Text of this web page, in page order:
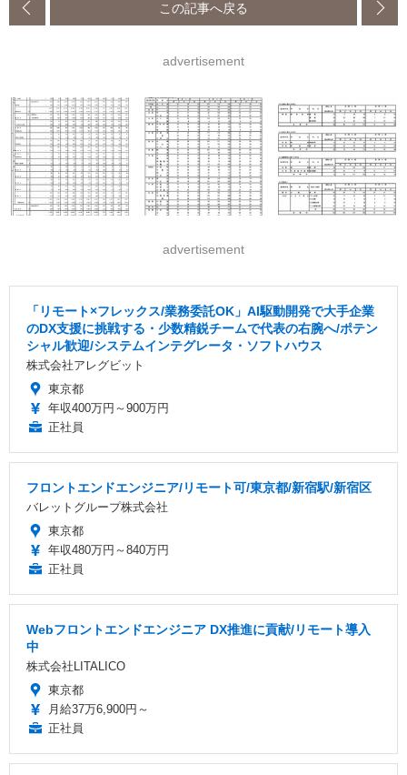
この記事へ戻る
advertisement
advertisement
「リモート×フレックス/業務委託OK」AI駆動開発で大手企業
のDX支援に挑戦する・少数精鋭チームで代表の右腕へ/ポテン
シャル歓迎/システムインテグレータ・ソフトハウス
株式会社アレグビット
東京都
年収400万円～900万円
正社員
フロントエンドエンジニア/リモート可/東京都/新宿駅/新宿区
バレットグループ株式会社
東京都
年収480万円～840万円
正社員
Webフロントエンドエンジニア DX推進に貢献/リモート導入
中
株式会社LITALICO
東京都
月給37万6,900円～
正社員